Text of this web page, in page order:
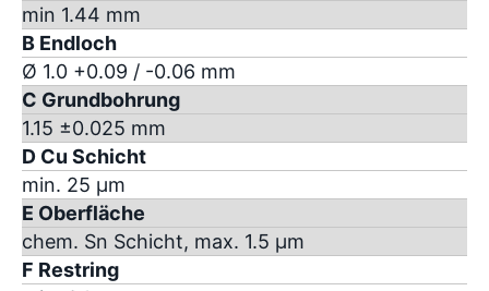
min 1.44 mm
B Endloch
Ø 1.0 +0.09 / -0.06 mm
C Grundbohrung
1.15 ±0.025 mm
D Cu Schicht
min. 25 µm
E Oberfläche
chem. Sn Schicht, max. 1.5 µm
F Restring